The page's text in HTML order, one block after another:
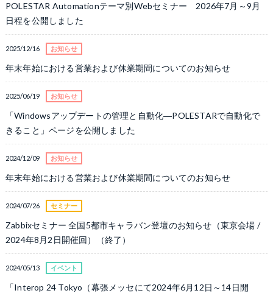
POLESTAR Automationテーマ別Webセミナー 2026年7月～9月
日程を公開しました
2025/12/16 お知らせ
年末年始における営業および休業期間についてのお知らせ
2025/06/19 お知らせ
「Windowsアップデートの管理と自動化―POLESTARで自動化で
きること」ページを公開しました
2024/12/09 お知らせ
年末年始における営業および休業期間についてのお知らせ
2024/07/26 セミナー
Zabbixセミナー 全国5都市キャラバン登壇のお知らせ （東京会場 /
2024年8月2日開催回）（終了）
2024/05/13 イベント
「Interop 24 Tokyo（幕張メッセにて2024年6月12日～14日開